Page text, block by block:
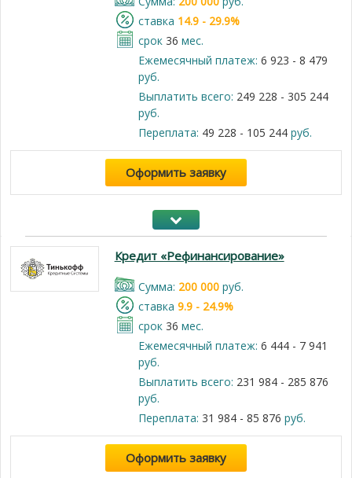
cтавка 14.9 - 29.9%
срок 36 мес.
Ежемесячный платеж: 6 923 - 8 479
руб.
Выплатить всего: 249 228 - 305 244
руб.
Переплата: 49 228 - 105 244руб.
Оформить заявку
Кредит «Рефинансирование»
Cумма: 200 000руб.
cтавка 9.9 - 24.9%
срок 36 мес.
Ежемесячный платеж: 6 444 - 7 941
руб.
Выплатить всего: 231 984 - 285 876
руб.
Переплата: 31 984 - 85 876 руб.
Оформить заявку